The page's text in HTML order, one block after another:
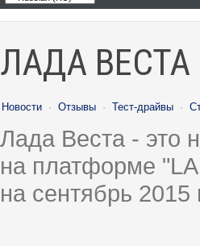
ЛАДА ВЕСТА
Новости · Отзывы · Тест-драйвы ·
Лада Веста - это
на платформе
на сентябрь